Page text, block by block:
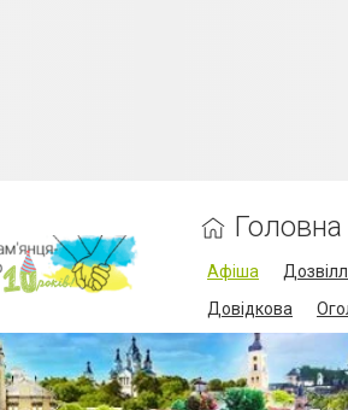
Головна
Афіша
Довідкова